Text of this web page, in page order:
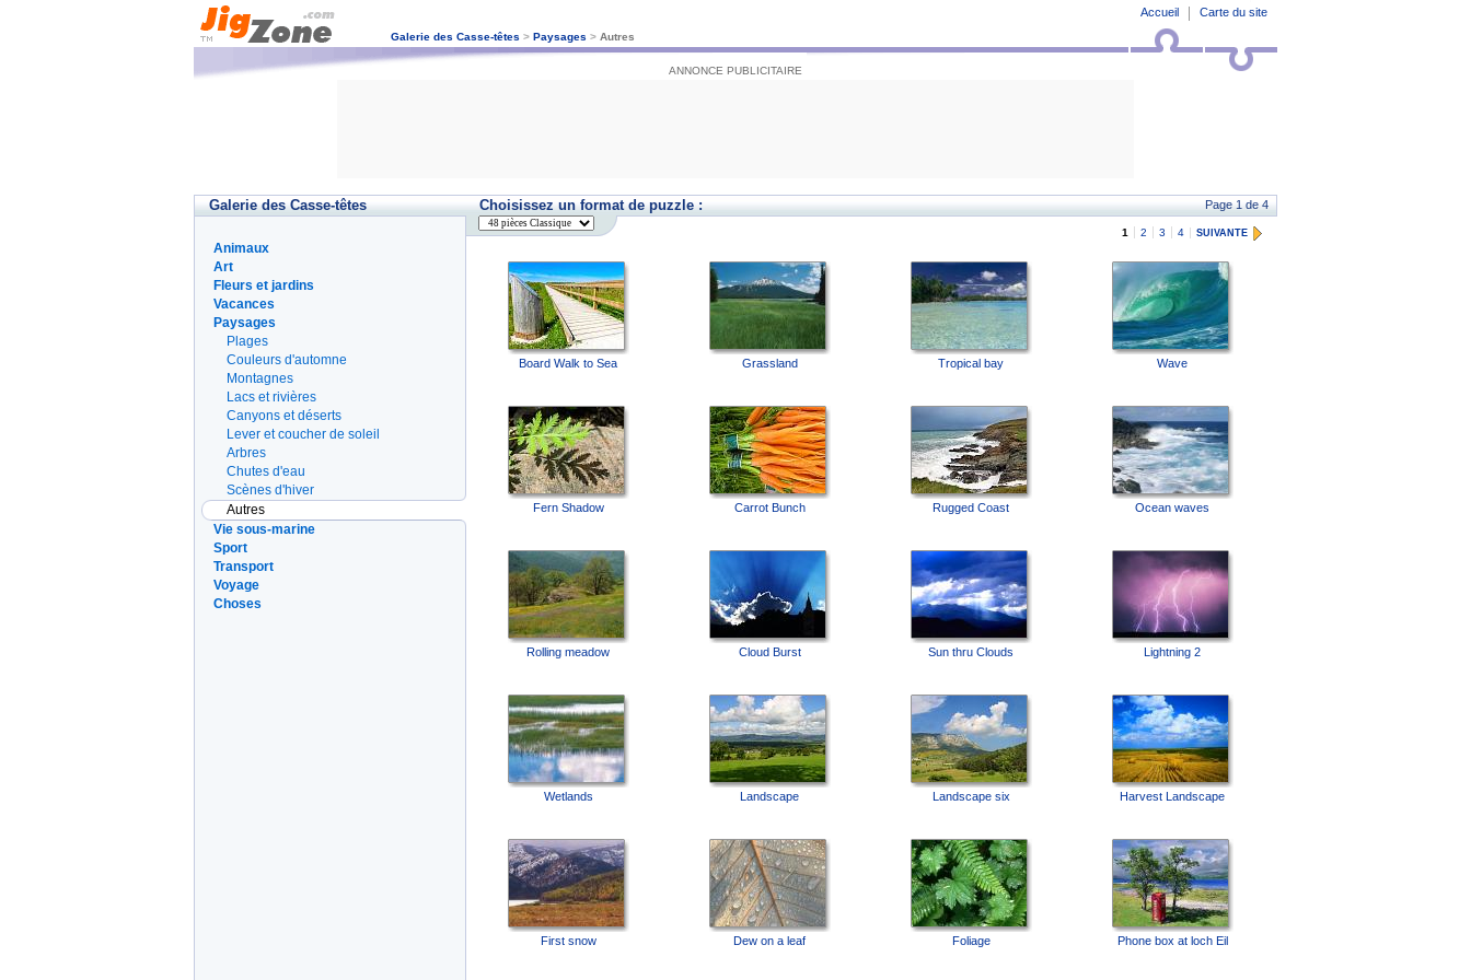
Carte du site
Accueil
Galerie des Casse-têtes >Paysages >Autres
ANNONCE PUBLICITAIRE
Galerie des Casse-têtes Choisissez un format de puzzle : Page 1 de 4
1 2 3 4 SUIVANTE
Board Walk to Sea Grassland Tropical bay Wave
Fern Shadow Carrot Bunch Rugged Coast Ocean waves
Rolling meadow Cloud Burst Sun thru Clouds Lightning 2
Wetlands Landscape Landscape six Harvest Landscape
First snow Dew on a leaf Foliage Phone box at loch Eil
Animaux
Art
Fleurs et jardins
Vacances
Paysages
Plages
Couleurs d'automne
Montagnes
Lacs et rivières
Canyons et déserts
Lever et coucher de soleil
Arbres
Chutes d'eau
Scènes d'hiver
Autres
Vie sous-marine
Sport
Transport
Voyage
Choses